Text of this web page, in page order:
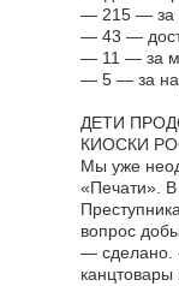
— 215 — за
— 43 —
— 11 — за
— 5 — за
ДЕТИ
КИОСКИ
Мы уже
«Печати».
вопрос
— сделано.